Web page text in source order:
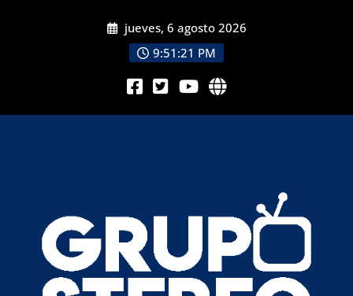
jueves, 6 agosto 2026
9:51:23 PM